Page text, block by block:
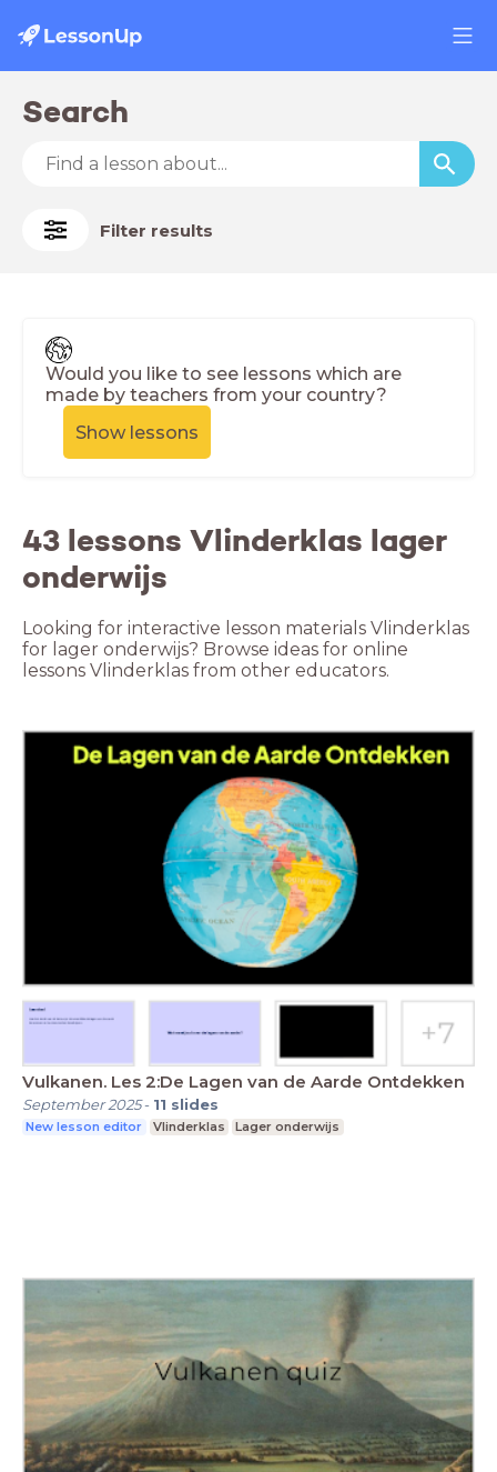
Search
Filter results
Would you like to see lessons which are
made by teachers from your country?
Show lessons
43 lessons Vlinderklas lager
onderwijs
Looking for interactive lesson materials Vlinderklas
for lager onderwijs? Browse ideas for online
lessons Vlinderklas from other educators.
Vulkanen. Les 2:De Lagen van de Aarde Ontdekken
September 2025- 11 slides
New lesson editor Vlinderklas Lager onderwijs